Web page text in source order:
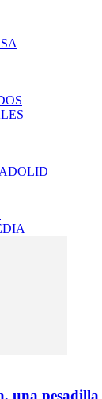
una pesadilla